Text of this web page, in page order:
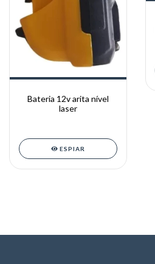
Bateria 12v arita nível
laser
ESPIAR